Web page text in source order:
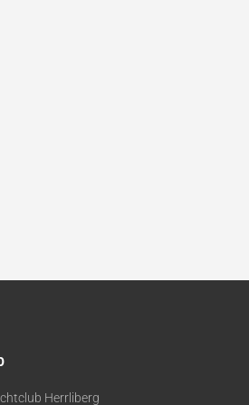
Herrliberg